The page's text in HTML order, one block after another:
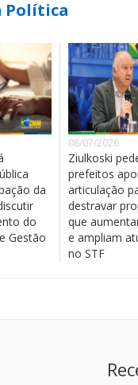
Política
da
do
Gestão
08/07/2026
Ziulkoski
prefeitos
articulação
destravar
que
e ampliam
no STF